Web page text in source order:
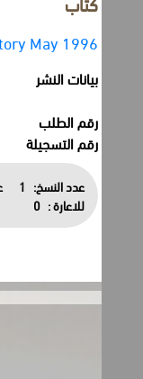
May 1996
بيانات النشر
رقم الطلب
رقم التسجيلة
2177
عدد النسخ: 1 عدد
للاعارة :
0